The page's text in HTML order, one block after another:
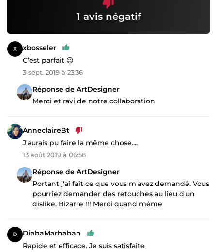
1 avis négatif
xbosseler
C’est parfait 😉
3 sept. 2019 à 23:36
Réponse de ArtDesigner
Merci et ravi de notre collaboration
AnneclaireBt
J'aurais pu faire la même chose....
13 août 2019 à 06:58
Réponse de ArtDesigner
Portant j'ai fait ce que vous m'avez demandé. Vous
pourriez demander des retouches au lieu d'un
dislike. Bizarre !!! Merci quand même
DiabaMarhaban
Rapide et efficace. Je suis satisfaite